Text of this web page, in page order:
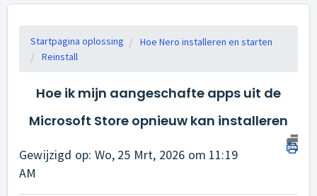
Startpagina oplossing
Hoe Nero installeren en starten
Reinstall
Hoe ik mijn aangeschafte apps uit de
Microsoft Store opnieuw kan installeren
Gewijzigd op: Wo, 25 Mrt, 2026 om 11:19
AM